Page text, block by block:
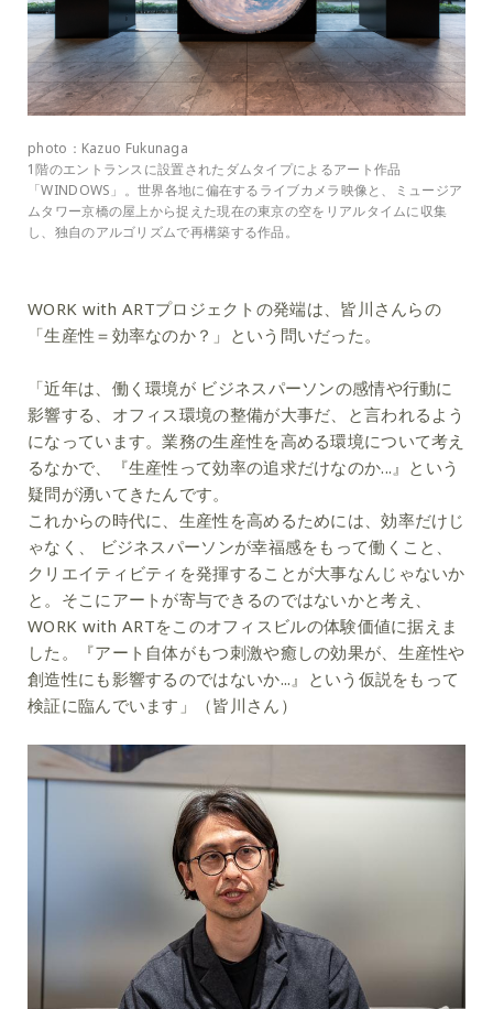
photo：Kazuo Fukunaga
1階のエントランスに設置されたダムタイプによるアート作品
「WINDOWS」。世界各地に偏在するライブカメラ映像と、ミュージア
ムタワー京橋の屋上から捉えた現在の東京の空をリアルタイムに収集
し、独⾃のアルゴリズムで再構築する作品。
WORK with ARTプロジェクトの発端は、皆川さんらの
「生産性＝効率なのか？」という問いだった。
「近年は、働く環境が ビジネスパーソンの感情や行動に
影響する、オフィス環境の整備が大事だ、と言われるよう
になっています。業務の生産性を高める環境について考え
るなかで、『生産性って効率の追求だけなのか...』という
疑問が湧いてきたんです。
これからの時代に、生産性を高めるためには、効率だけじ
ゃなく、 ビジネスパーソンが幸福感をもって働くこと、
クリエイティビティを発揮することが大事なんじゃないか
と。そこにアートが寄与できるのではないかと考え、
WORK with ARTをこのオフィスビルの体験価値に据えま
した。『アート自体がもつ刺激や癒しの効果が、生産性や
創造性にも影響するのではないか...』という仮説をもって
検証に臨んでいます」（皆川さん）